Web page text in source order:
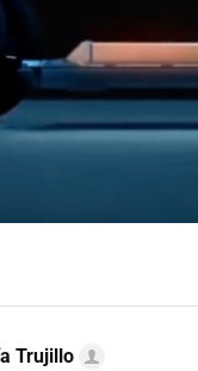
Trujillo